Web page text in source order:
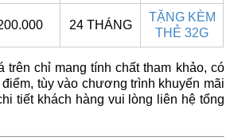
24 THÁNG
TẶNG KÈM
THẺ 32G
trên chỉ mang tính chất tham khảo, có
tùy vào chương trình khuyến mãi
tiết khách hàng vui lòng liên hệ tổng